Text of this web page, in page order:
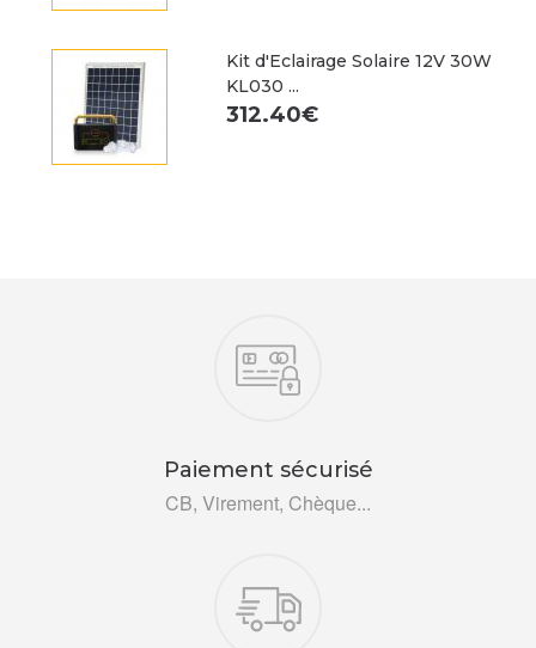
Kit d'Eclairage Solaire 12V 30W
KL030 ...
312.40€
Paiement sécurisé
CB, Virement, Chèque...